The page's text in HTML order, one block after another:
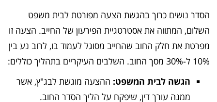
הסדר נושים כרוך בהגשת הצעה מפורטת לבית משפט
השלום, המתווה את אסטרטגיית הפירעון של החייב. הצעה זו
מפרטת את חלק החוב שהחייב מסוגל לעמוד בו, לרוב נע בין
10% ל-30% מסך החוב. השלבים העיקריים בתהליך כוללים:
הגשה לבית המשפט: ההצעה מוגשת לבג"ץ, אשר
ממנה עורך דין, שיפקח על הליך הסדר החוב.